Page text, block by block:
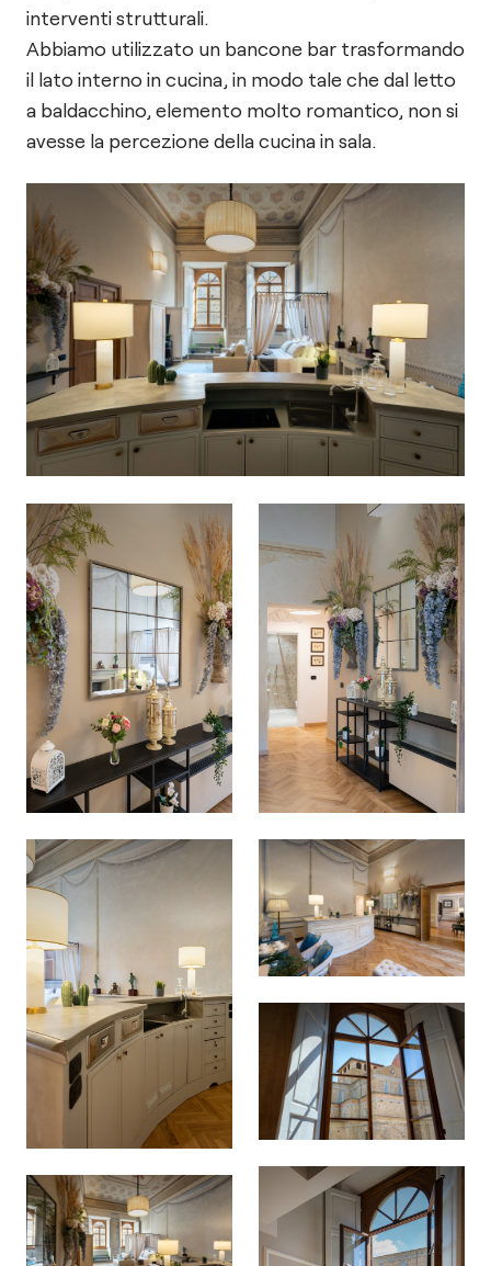
interventi strutturali.
Abbiamo utilizzato un bancone bar trasformando
il lato interno in cucina, in modo tale che dal letto
a baldacchino, elemento molto romantico, non si
avesse la percezione della cucina in sala.